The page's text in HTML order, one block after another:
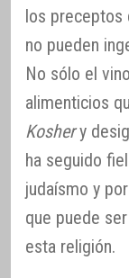
los preceptos
no pueden
No sólo el
alimenticios
Koshery
ha seguido
judaísmo y
que puede
esta religión.